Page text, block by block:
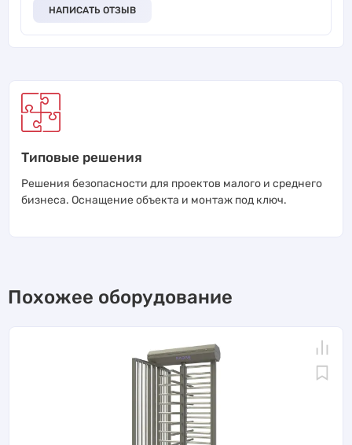
НАПИСАТЬ ОТЗЫВ
Типовые решения
Решения безопасности для проектов малого и среднего
бизнеса. Оснащение объекта и монтаж под ключ.
Похожее оборудование